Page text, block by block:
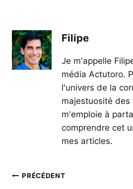
Filipe
Je m'appelle
média Actutoro.
l'univers de la
majestuosité des
m'emploie à
comprendre cet
mes articles.
Navigation
PRÉCÉDENT